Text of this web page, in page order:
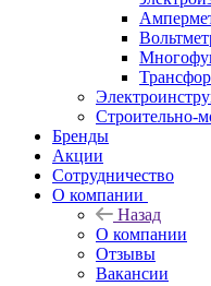
Строительно-
Бренды
Акции
Сотрудничество
О компании
Назад
О компании
Отзывы
Вакансии